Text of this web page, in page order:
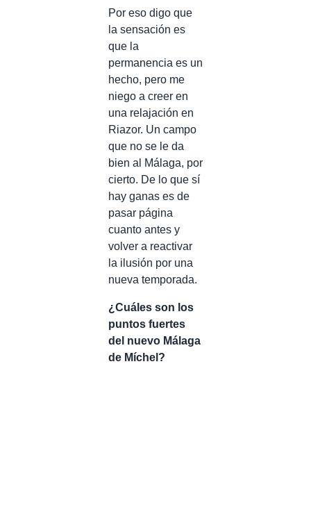
Por eso digo que
la sensación es
que la
permanencia es un
hecho, pero me
niego a creer en
una relajación en
Riazor. Un campo
que no se le da
bien al Málaga, por
cierto. De lo que sí
hay ganas es de
pasar página
cuanto antes y
volver a reactivar
la ilusión por una
nueva temporada.
¿Cuáles son los
puntos fuertes
del nuevo Málaga
de Míchel?